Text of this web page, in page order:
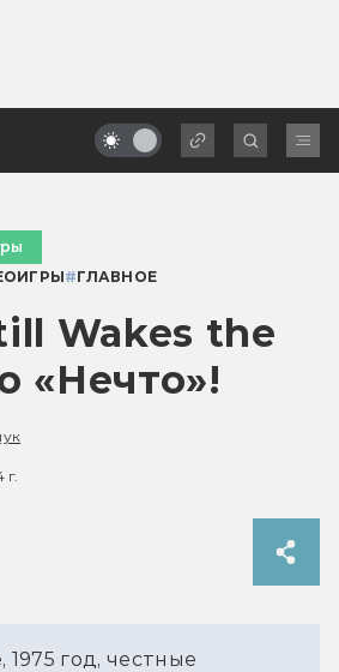
#ГЛАВНОЕ
Wakes the
«Нечто»!
год, честные